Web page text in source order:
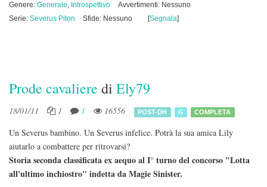
Genere: Generale, Introspettivo
Avvertimenti: Nessuno
Serie: Severus Piton Sfide: Nessuno [Segnala]
Prode cavaliere di Ely79
18/01/11 1 1 16556 POST-DH G COMPLETA
Un Severus bambino. Un Severus infelice. Potrà la sua amica Lily
aiutarlo a combattere per ritrovarsi?
Storia seconda classificata ex aequo al I° turno del concorso "Lotta
all'ultimo inchiostro" indetta da Magie Sinister.